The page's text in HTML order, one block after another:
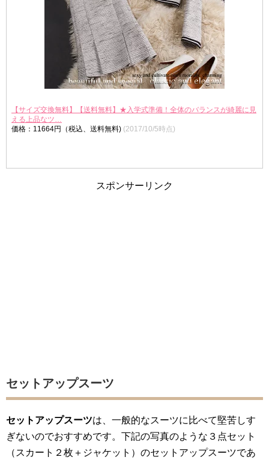
【サイズ交換無料】【送料無料】★入学式準備！全体のバランスが綺麗に見
える上品なツ…
価格：11664円（税込、送料無料) (2017/10/5時点)
スポンサーリンク
セットアップスーツ
セットアップスーツは、一般的なスーツに比べて堅苦しす
ぎないのでおすすめです。下記の写真のような３点セット
（スカート２枚＋ジャケット）のセットアップスーツであ